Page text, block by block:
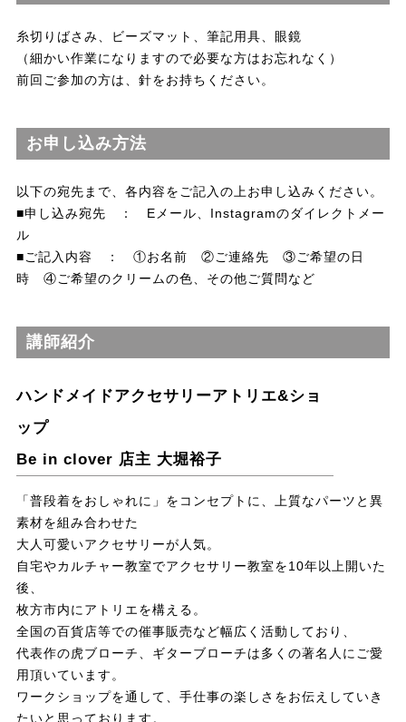
糸切りばさみ、ビーズマット、筆記用具、眼鏡
（細かい作業になりますので必要な方はお忘れなく）
前回ご参加の方は、針をお持ちください。
お申し込み方法
以下の宛先まで、各内容をご記入の上お申し込みください。
■申し込み宛先 ： Eメール、Instagramのダイレクトメー
ル
■ご記入内容 ： ①お名前 ②ご連絡先 ③ご希望の日
時 ④ご希望のクリームの色、その他ご質問など
講師紹介
ハンドメイドアクセサリーアトリエ&ショ
ップ
Be in clover 店主 大堀裕子
「普段着をおしゃれに」をコンセプトに、上質なパーツと異
素材を組み合わせた
大人可愛いアクセサリーが人気。
自宅やカルチャー教室でアクセサリー教室を10年以上開いた
後、
枚方市内にアトリエを構える。
全国の百貨店等での催事販売など幅広く活動しており、
代表作の虎ブローチ、ギターブローチは多くの著名人にご愛
用頂いています。
ワークショップを通して、手仕事の楽しさをお伝えしていき
たいと思っております。